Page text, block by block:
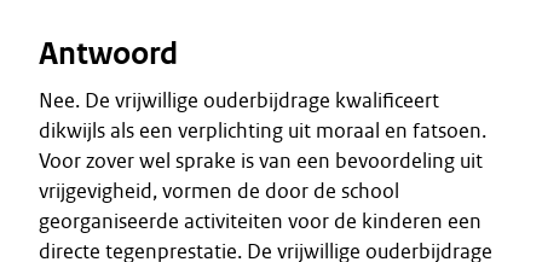
Antwoord
Nee. De vrijwillige ouderbijdrage kwalificeert
dikwijls als een verplichting uit moraal en fatsoen.
Voor zover wel sprake is van een bevoordeling uit
vrijgevigheid, vormen de door de school
georganiseerde activiteiten voor de kinderen een
directe tegenprestatie. De vrijwillige ouderbijdrage